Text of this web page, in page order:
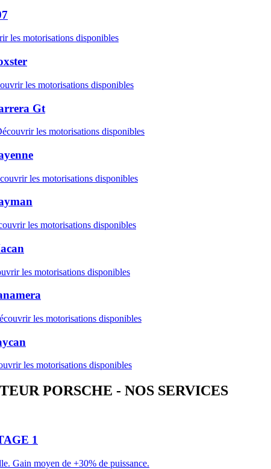
les motorisations disponibles
les motorisations disponibles
Gt
les motorisations disponibles
les motorisations disponibles
les motorisations disponibles
les motorisations disponibles
les motorisations disponibles
les motorisations disponibles
PORSCHE - NOS SERVICES
1
Gain moyen de +30% de puissance.